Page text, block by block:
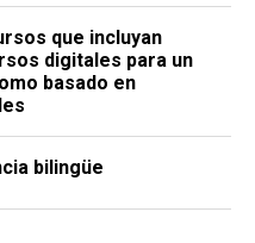
que incluyan
digitales para un
basado en
bilingüe